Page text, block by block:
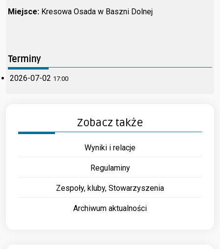
Zobacz także
Wyniki i relacje
Regulaminy
Zespoły, kluby, Stowarzyszenia
Archiwum aktualności
Miejsce: Kresowa Osada w Baszni Dolnej
Terminy
2026-07-02 17:00